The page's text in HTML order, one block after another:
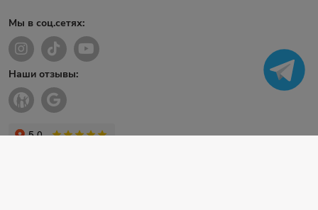
Мы в соц.сетях:
Наши отзывы: